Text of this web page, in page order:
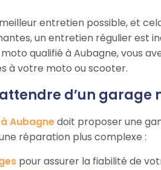
entretien possible, et
un entretien régulier est
qualifié à Aubagne, vous
à votre moto ou scooter.
d’un garage
Aubagnedoit proposer une
réparation plus complexe :
pour assurer la fiabilité de